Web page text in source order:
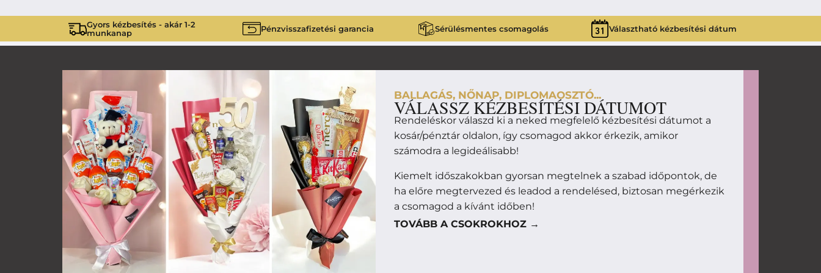
Gyors kézbesítés - akár 1-2
munkanap
Pénzvisszafizetési garancia Sérülésmentes csomagolás Választható kézbesítési dátum
BALLAGÁS, NŐNAP, DIPLOMAOSZTÓ...
VÁLASSZ KÉZBESÍTÉSI DÁTUMOT
Rendeléskor válaszd ki a neked megfelelő kézbesítési dátumot a
kosár/pénztár oldalon, így csomagod akkor érkezik, amikor
számodra a legideálisabb!
Kiemelt időszakokban gyorsan megtelnek a szabad időpontok, de
ha előre megtervezed és leadod a rendelésed, biztosan megérkezik
a csomagod a kívánt időben!
TOVÁBB A CSOKROKHOZ →